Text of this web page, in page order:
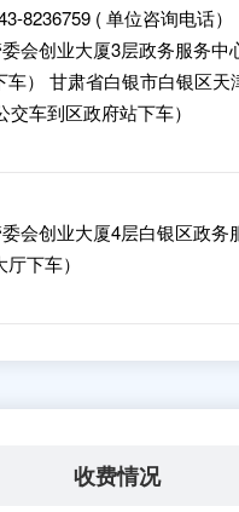
8236759 ( 单位咨询电话）
会创业大厦3层政务服务中
） 甘肃省白银市白银区天
车到区政府站下车）
会创业大厦4层白银区政务
下车）
收费情况